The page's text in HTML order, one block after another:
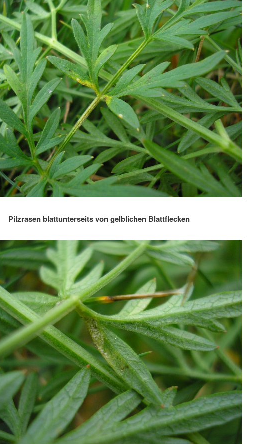
Pilzrasen blattunterseits von gelblichen Blattflecken